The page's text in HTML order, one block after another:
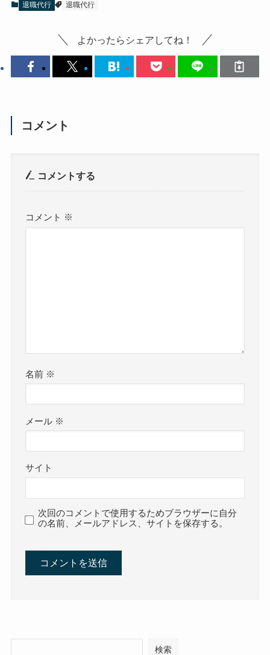
退職代行 退職代行
よかったらシェアしてね！
コメント
コメントする
コメント ※
名前 ※
メール ※
サイト
次回のコメントで使用するためブラウザーに自分
の名前、メールアドレス、サイトを保存する。
検索